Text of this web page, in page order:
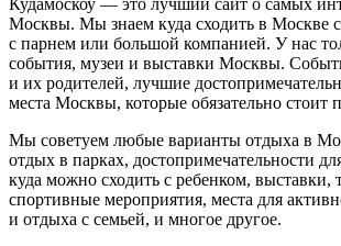
Москвы. Мы знаем куда сходить в Москве
с парнем или большой компанией. У нас
события, музеи и выставки Москвы.
и их родителей, лучшие
места Москвы, которые обязательно стоит
Мы советуем любые варианты отдыха в
отдых в парках, достопримечательности
куда можно сходить с ребенком, выставки,
спортивные мероприятия, места для
и отдыха с семьей, и многое другое.